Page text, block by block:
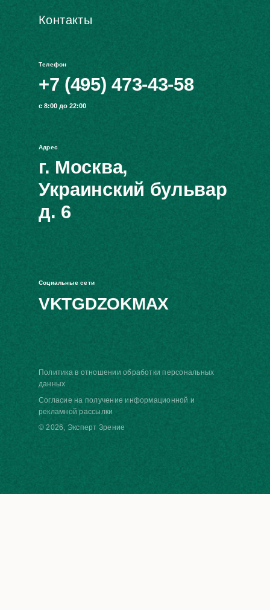
Телефон
+7 (495) 473-43-58
с 8:00 до 22:00
Адрес
г. Москва,
Украинский бульвар
д. 6
Контакты
Социальные сети
VKTGDZOKMAX
Политика в отношении обработки персональных
данных
Согласие на получение информационной и
рекламной рассылки
© 2026, Эксперт Зрение